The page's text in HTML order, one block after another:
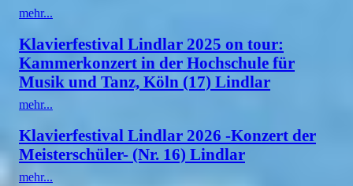
mehr...
Klavierfestival Lindlar 2025 on tour:
Kammerkonzert in der Hochschule für
Musik und Tanz, Köln (17) Lindlar
mehr...
Klavierfestival Lindlar 2026 -Konzert der
Meisterschüler- (Nr. 16) Lindlar
mehr...